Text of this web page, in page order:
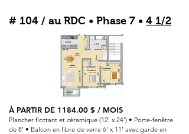
# 104 / au RDC • Phase 7 • 4 1/2
À PARTIR DE 1184,00 $ / MOIS
Plancher flottant et céramique (12' x 24') • Porte-fenêtre
de 8' • Balcon en fibre de verre 6' x 11' avec garde en